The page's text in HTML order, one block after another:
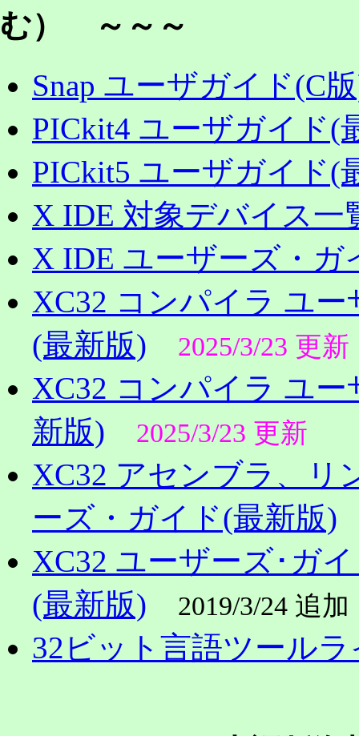
む） ～～～
Snap ユーザガイド(C
PICkit4 ユーザガイド(
PICkit5 ユーザガイド(
X IDE 対象デバイス一
X IDE ユーザーズ・ガ
XC32 コンパイラ ユ
(最新版)
2025/3/23 更新
XC32 コンパイラ ユ
新版)
2025/3/23 更新
XC32 アセンブラ、
ーズ・ガイド(最新版)
XC32 ユーザーズ･ガ
(最新版)
2019/3/24 追加
32ビット言語ツール